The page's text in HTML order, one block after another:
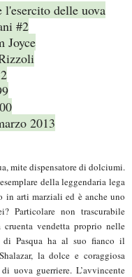
delle uova
#2
Joyce
2013
mite dispensatore di dolciumi.
della leggendaria lega
in arti marziali ed è anche uno
Particolare non trascurabile
vendetta proprio nelle
Pasqua ha al suo fianco il
la dolce e coraggiosa
uova guerriere. L’avvincente